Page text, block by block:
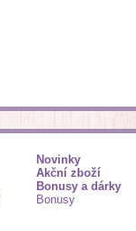
Novinky
Akční zboží
Bonusy a dárky
Bonusy